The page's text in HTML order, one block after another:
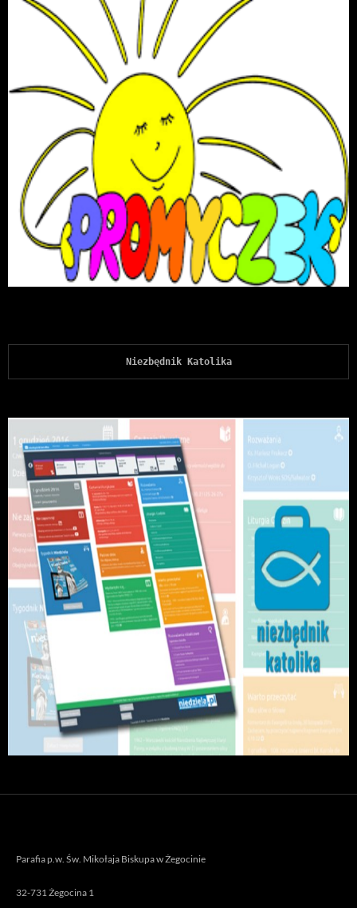
Niezbędnik Katolika
Parafia p.w. Św. Mikołaja Biskupa w Żegocinie
32-731 Żegocina 1